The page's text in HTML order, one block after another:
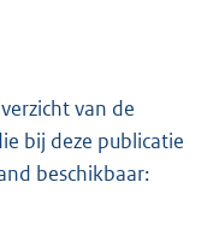
van de
bij deze publicatie
beschikbaar: